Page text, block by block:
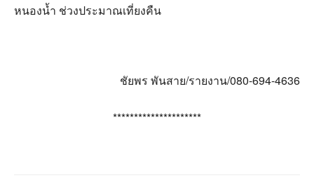
หนองน้ำ ช่วงประมาณเที่ยงคืน
ชัยพร พันสาย/รายงาน/080-694-4636
*********************